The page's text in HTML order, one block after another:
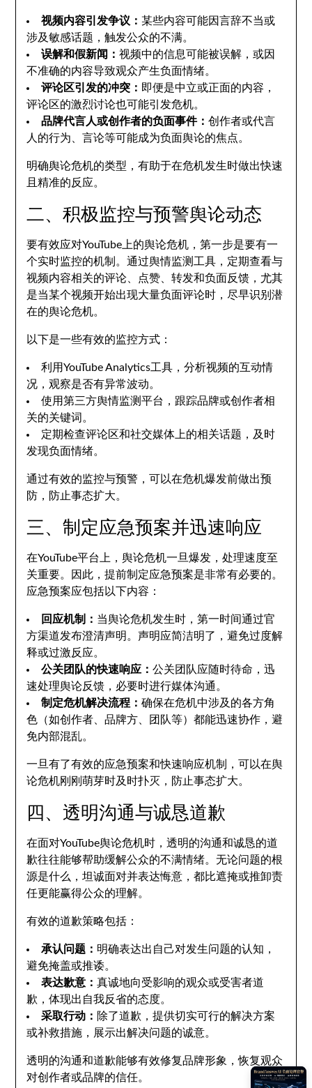
视频内容引发争议：某些内容可能因言辞不当或
涉及敏感话题，触发公众的不满。
误解和假新闻：视频中的信息可能被误解，或因
不准确的内容导致观众产生负面情绪。
评论区引发的冲突： 即便是中立或正面的内容，
评论区的激烈讨论也可能引发危机。
品牌代言人或创作者的负面事件：创作者或代言
人的行为、言论等可能成为负面舆论的焦点。
明确舆论危机的类型，有助于在危机发生时做出快速
且精准的反应。
二、积极监控与预警舆论动态
要有效应对YouTube上的舆论危机，第一步是要有一
个实时监控的机制。通过舆情监测工具，定期查看与
视频内容相关的评论、点赞、转发和负面反馈，尤其
是当某个视频开始出现大量负面评论时，尽早识别潜
在的舆论危机。
以下是一些有效的监控方式：
利用YouTube Analytics工具，分析视频的互动情
况，观察是否有异常波动。
使用第三方舆情监测平台，跟踪品牌或创作者相
关的关键词。
定期检查评论区和社交媒体上的相关话题，及时
发现负面情绪。
通过有效的监控与预警，可以在危机爆发前做出预
防，防止事态扩大。
三、制定应急预案并迅速响应
在YouTube平台上，舆论危机一旦爆发，处理速度至
关重要。因此，提前制定应急预案是非常有必要的。
应急预案应包括以下内容：
回应机制： 当舆论危机发生时，第一时间通过官
方渠道发布澄清声明。声明应简洁明了，避免过度解
释或过激反应。
公关团队的快速响应：公关团队应随时待命，迅
速处理舆论反馈，必要时进行媒体沟通。
制定危机解决流程：确保在危机中涉及的各方角
色（如创作者、品牌方、团队等）都能迅速协作，避
免内部混乱。
一旦有了有效的应急预案和快速响应机制，可以在舆
论危机刚刚萌芽时及时扑灭，防止事态扩大。
四、透明沟通与诚恳道歉
在面对YouTube舆论危机时，透明的沟通和诚恳的道
歉往往能够帮助缓解公众的不满情绪。无论问题的根
源是什么，坦诚面对并表达悔意，都比遮掩或推卸责
任更能赢得公众的理解。
有效的道歉策略包括：
承认问题： 明确表达出自己对发生问题的认知，
避免掩盖或推诿。
表达歉意：真诚地向受影响的观众或受害者道
歉，体现出自我反省的态度。
采取行动： 除了道歉，提供切实可行的解决方案
或补救措施，展示出解决问题的诚意。
透明的沟通和道歉能够有效修复品牌形象，恢复观众
对创作者或品牌的信任。